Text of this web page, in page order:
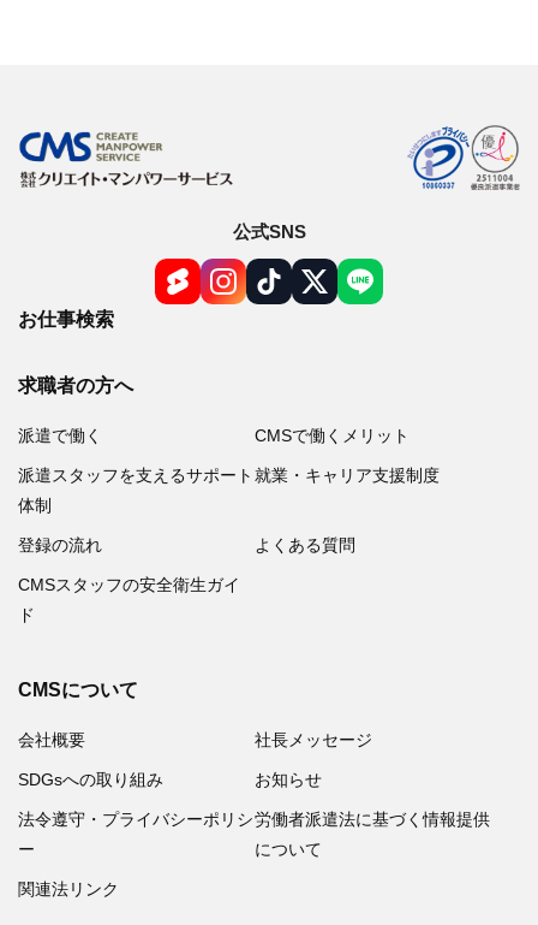
公式SNS
お仕事検索
求職者の方へ
派遣で働く CMSで働くメリット
派遣スタッフを支えるサポート
体制
就業・キャリア支援制度
登録の流れ よくある質問
CMSスタッフの安全衛生ガイ
ド
CMSについて
会社概要 社長メッセージ
SDGsへの取り組み お知らせ
法令遵守・プライバシーポリシ
ー
労働者派遣法に基づく情報提供
について
関連法リンク